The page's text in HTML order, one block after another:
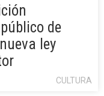
de
ley
CULTURA